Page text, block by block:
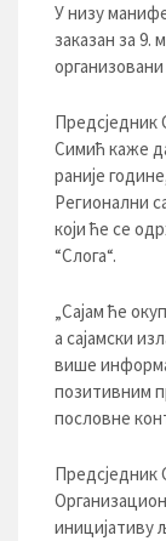
У низу
заказан за 9.
Симић каже
раније
Регионални
који ће се
“Слога“.
„Сајам ће
а сајамски
више
позитивним
пословне
Предсједник
иницијативу